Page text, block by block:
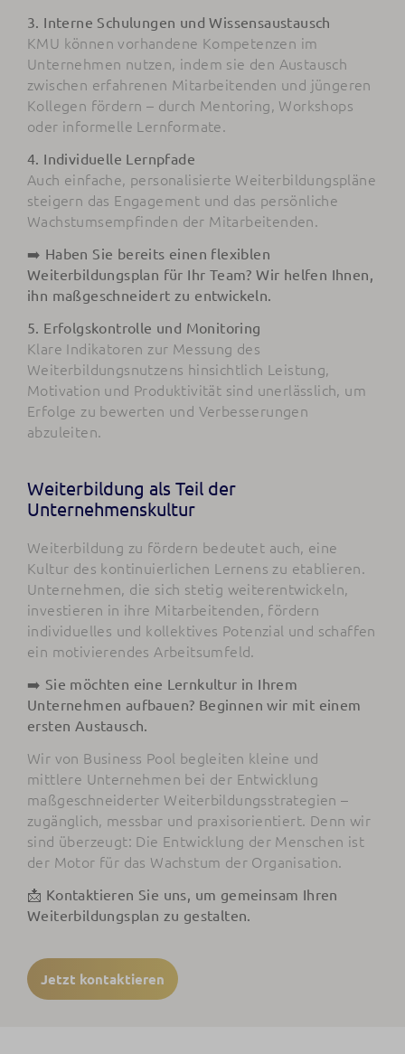
3. Interne Schulungen und Wissensaustausch
KMU können vorhandene Kompetenzen im
Unternehmen nutzen, indem sie den Austausch
zwischen erfahrenen Mitarbeitenden und jüngeren
Kollegen fördern – durch Mentoring, Workshops
oder informelle Lernformate.
4. Individuelle Lernpfade
Auch einfache, personalisierte Weiterbildungspläne
steigern das Engagement und das persönliche
Wachstumsempfinden der Mitarbeitenden.
➡️ Haben Sie bereits einen flexiblen
Weiterbildungsplan für Ihr Team? Wir helfen Ihnen,
ihn maßgeschneidert zu entwickeln.
5. Erfolgskontrolle und Monitoring
Klare Indikatoren zur Messung des
Weiterbildungsnutzens hinsichtlich Leistung,
Motivation und Produktivität sind unerlässlich, um
Erfolge zu bewerten und Verbesserungen
abzuleiten.
Weiterbildung als Teil der
Unternehmenskultur
Weiterbildung zu fördern bedeutet auch, eine
Kultur des kontinuierlichen Lernens zu etablieren.
Unternehmen, die sich stetig weiterentwickeln,
investieren in ihre Mitarbeitenden, fördern
individuelles und kollektives Potenzial und schaffen
ein motivierendes Arbeitsumfeld.
➡️ Sie möchten eine Lernkultur in Ihrem
Unternehmen aufbauen? Beginnen wir mit einem
ersten Austausch.
Wir von Business Pool begleiten kleine und
mittlere Unternehmen bei der Entwicklung
maßgeschneiderter Weiterbildungsstrategien –
zugänglich, messbar und praxisorientiert. Denn wir
sind überzeugt: Die Entwicklung der Menschen ist
der Motor für das Wachstum der Organisation.
📩 Kontaktieren Sie uns, um gemeinsam Ihren
Weiterbildungsplan zu gestalten.
Jetzt kontaktieren